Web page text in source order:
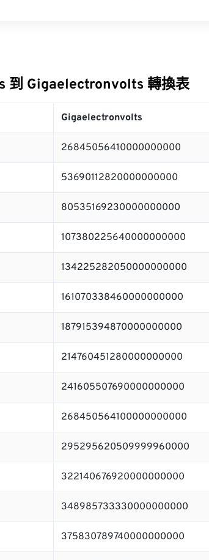
到 Gigaelectronvolts 轉換表
Gigaelectronvolts
26845056410000000000
53690112820000000000
80535169230000000000
107380225640000000000
134225282050000000000
161070338460000000000
187915394870000000000
214760451280000000000
241605507690000000000
268450564100000000000
295295620509999960000
322140676920000000000
348985733330000000000
375830789740000000000